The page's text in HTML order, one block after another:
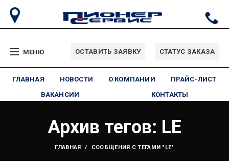
МЕНЮ ОСТАВИТЬ ЗАЯВКУ СТАТУС ЗАКАЗА
ГЛАВНАЯ НОВОСТИ О КОМПАНИИ
ПРАЙС-ЛИСТ
ВАКАНСИИ
КОНТАКТЫ
Архив тегов: LE
ГЛАВНАЯ СООБЩЕНИЯ С ТЕГАМИ "LE"